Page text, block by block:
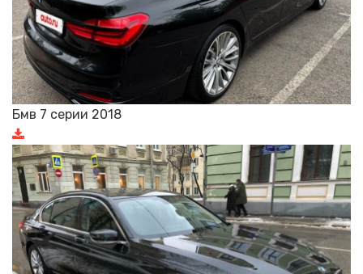
Бмв 7 серии 2018